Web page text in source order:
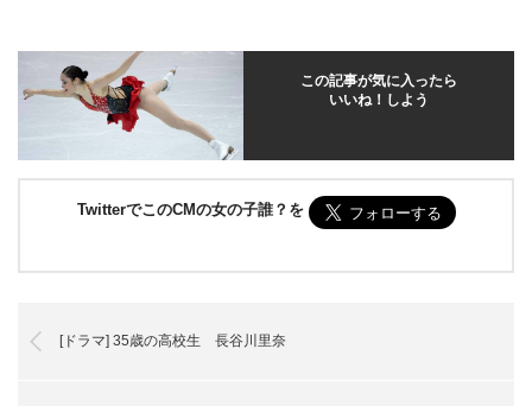
この記事が気に入ったら
いいね！しよう
TwitterでこのCMの女の子誰？を
[ドラマ] 35歳の高校生 長谷川里奈